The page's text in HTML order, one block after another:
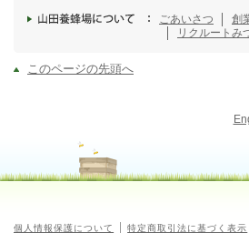
ごあいさつ 創
リクルート み
このページの先頭へ
個人情報保護について 特定商取引法に基づく表示